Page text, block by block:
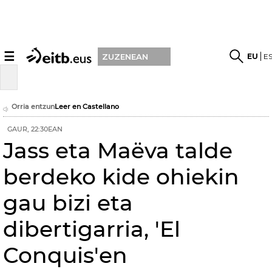
☰ ZUZENEAN EU
Orria entzunLeer en Castellano
GAUR, 22:30EAN
Jass eta Maëva talde
berdeko kide ohiekin
gau bizi eta
dibertigarria, 'El
Conquis'en